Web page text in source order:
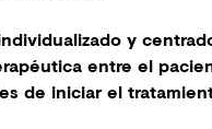
y
entre el
de iniciar el